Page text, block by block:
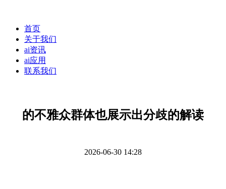
首页
关于我们
ai资讯
ai应用
联系我们
的不雅众群体也展示出分歧的解读
2026-06-30 14:28